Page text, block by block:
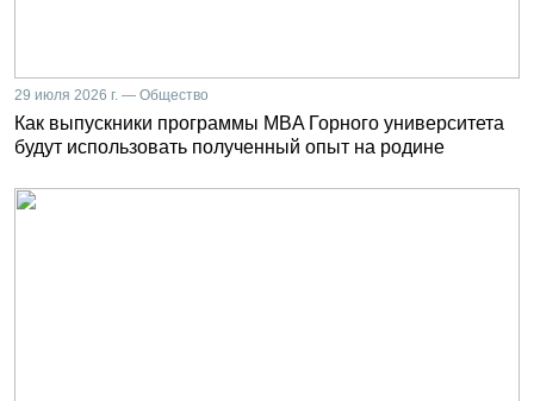
29 июля 2026 г. — Общество
Как выпускники программы MBA Горного университета
будут использовать полученный опыт на родине